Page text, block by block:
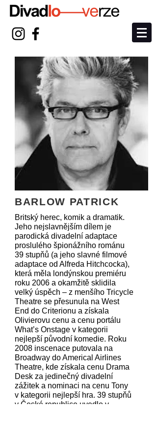
BARLOW PATRICK
Britský herec, komik a dramatik.
Jeho nejslavnějším dílem je
parodická divadelní adaptace
proslulého špionážního románu
39 stupňů (a jeho slavné filmové
adaptace od Alfreda Hitchcocka),
která měla londýnskou premiéru
roku 2006 a okamžitě sklidila
velký úspěch – z menšího Tricycle
Theatre se přesunula na West
End do Criterionu a získala
Olivierovu cenu a cenu portálu
What’s Onstage v kategorii
nejlepší původní komedie. Roku
2008 inscenace putovala na
Broadway do Americal Airlines
Theatre, kde získala cenu Drama
Desk za jedinečný divadelní
zážitek a nominaci na cenu Tony
v kategorii nejlepší hra. 39 stupňů
v České republice uvedlo v